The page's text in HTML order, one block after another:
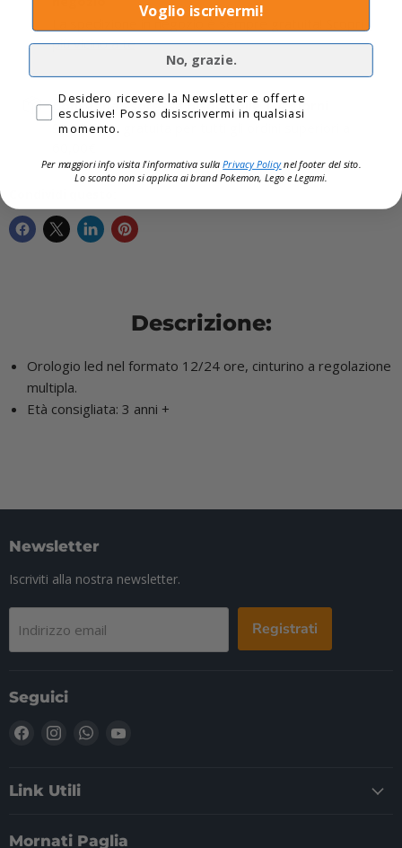
La spedizione in negozio è sempre gratuita!
Scopri il
più vicino a te
Consegna espressa disponibile 1-4 giorni
Spedizione gratuita per tutti gli ordini superiori a
Descrizione:
Orologio led nel formato 12/24 ore, cinturino a regolazione
multipla.
Età consigliata: 3 anni +
Newsletter
Iscriviti alla nostra newsletter.
Indirizzo email Registrati
Seguici
Trovaci Trovaci Trovaci
Link Utili
Mornati Paglia
Voglio iscrivermi!
No, grazie.
Privacy
Desidero ricevere la Newsletter e offerte
esclusive! Posso disiscrivermi in qualsiasi
momento.
Per maggiori info visita l'informativa sullaPrivacy Policynel footer del sito.
Lo sconto non si applica ai brandPokemon, Lego e Legami.